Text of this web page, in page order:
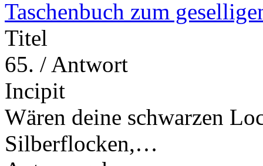
Taschenbuch zum
Titel
65. / Antwort
Incipit
Wären deine schwarzen
Silberflocken,…